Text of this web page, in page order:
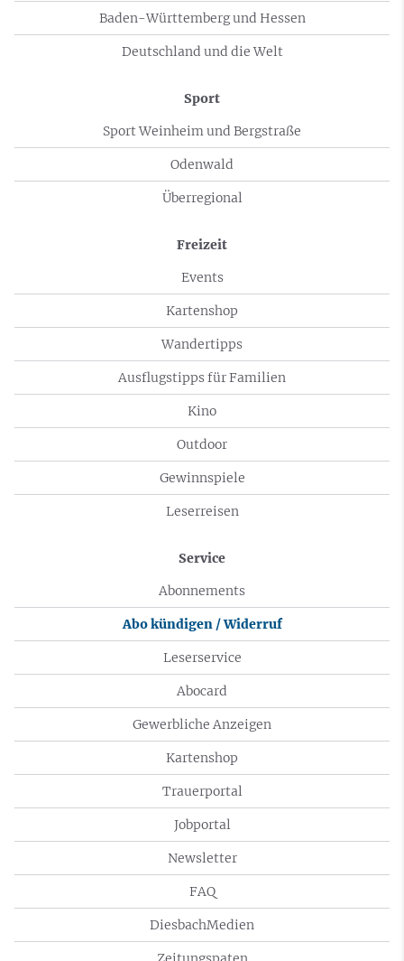
Baden-Württemberg und Hessen
Deutschland und die Welt
Sport
Sport Weinheim und Bergstraße
Odenwald
Überregional
Freizeit
Events
Kartenshop
Wandertipps
Ausflugstipps für Familien
Kino
Outdoor
Gewinnspiele
Leserreisen
Service
Abonnements
Abo kündigen / Widerruf
Leserservice
Abocard
Gewerbliche Anzeigen
Kartenshop
Trauerportal
Jobportal
Newsletter
FAQ
DiesbachMedien